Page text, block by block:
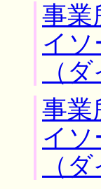
事業
イソ
（
事業
イソ
（